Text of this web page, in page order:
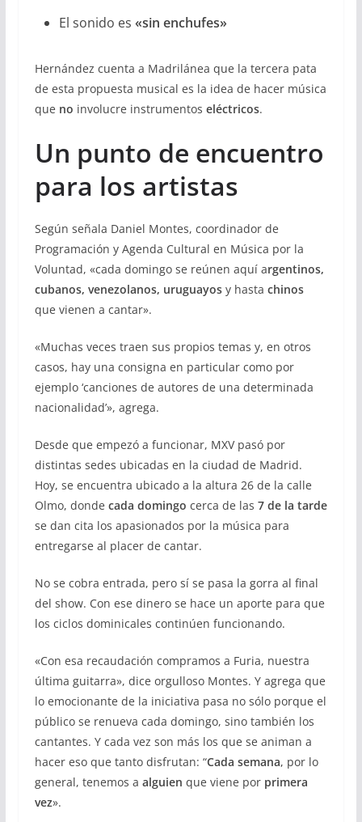
El sonido es «sin enchufes»
Hernández cuenta a Madrilánea que la tercera pata
de esta propuesta musical es la idea de hacer música
que no involucre instrumentos eléctricos.
Un punto de encuentro
para los artistas
Según señala Daniel Montes, coordinador de
Programación y Agenda Cultural en Música por la
Voluntad, «cada domingo se reúnen aquí argentinos,
cubanos, venezolanos, uruguayosy hasta chinos
que vienen a cantar».
«Muchas veces traen sus propios temas y, en otros
casos, hay una consigna en particular como por
ejemplo ‘canciones de autores de una determinada
nacionalidad’», agrega.
Desde que empezó a funcionar, MXV pasó por
distintas sedes ubicadas en la ciudad de Madrid.
Hoy, se encuentra ubicado a la altura 26 de la calle
Olmo, donde cada domingo cerca de las 7 de la tarde
se dan cita los apasionados por la música para
entregarse al placer de cantar.
No se cobra entrada, pero sí se pasa la gorra al final
del show. Con ese dinero se hace un aporte para que
los ciclos dominicales continúen funcionando.
«Con esa recaudación compramos a Furia, nuestra
última guitarra», dice orgulloso Montes. Y agrega que
lo emocionante de la iniciativa pasa no sólo porque el
público se renueva cada domingo, sino también los
cantantes. Y cada vez son más los que se animan a
hacer eso que tanto disfrutan: “Cada semana, por lo
general, tenemos a alguien que viene porprimera
vez».